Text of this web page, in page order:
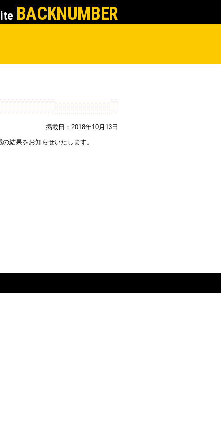
BACKNUMBER
掲載日：2018年10月13日
結果をお知らせいたします。